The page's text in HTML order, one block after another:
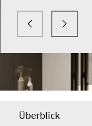
Mehr Schatten.
Mehr Schatten.
Überblick